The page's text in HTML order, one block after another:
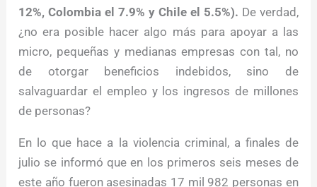
12%, Colombia el 7.9% y Chile el 5.5%). De verdad,
¿no era posible hacer algo más para apoyar a las
micro, pequeñas y medianas empresas con tal, no
de otorgar beneficios indebidos, sino de
salvaguardar el empleo y los ingresos de millones
de personas?
En lo que hace a la violencia criminal, a finales de
julio se informó que en los primeros seis meses de
este año fueron asesinadas 17 mil 982 personas en